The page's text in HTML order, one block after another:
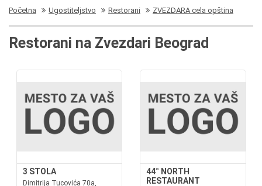
Početna Ugostiteljstvo Restorani ZVEZDARA cela opština
Restorani na Zvezdari Beograd
3 STOLA
Dimitrija Tucovića 70a,
44° NORTH
RESTAURANT